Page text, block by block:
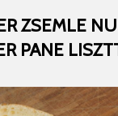
ZSEMLE
PANE